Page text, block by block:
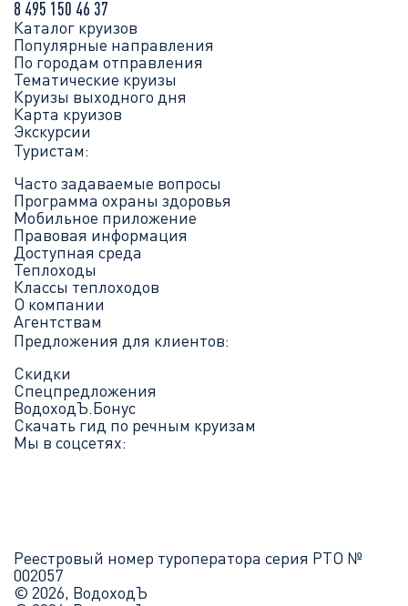
8 495 150 46 37
Каталог круизов
Популярные направления
По городам отправления
Тематические круизы
Круизы выходного дня
Карта круизов
Экскурсии
Туристам:
Часто задаваемые вопросы
Программа охраны здоровья
Мобильное приложение
Правовая информация
Доступная среда
Теплоходы
Классы теплоходов
О компании
Агентствам
Предложения для клиентов:
Скидки
Спецпредложения
ВодоходЪ.Бонус
Скачать гид по речным круизам
Мы в соцсетях:
Реестровый номер туроператора серия РТО №
002057
© 2026, ВодоходЪ